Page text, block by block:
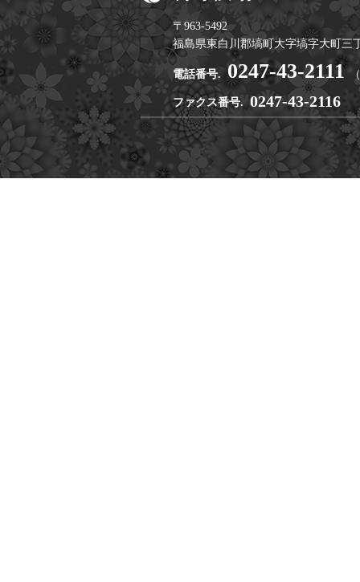
〒963-5492
福島県東白川郡塙町大字塙字大町三
電話番号. 0247-43-2111
ファクス番号. 0247-43-2116